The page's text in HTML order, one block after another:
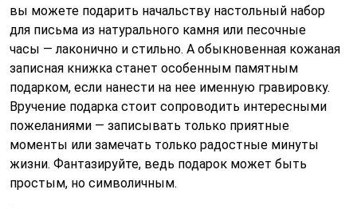
вы можете подарить начальству настольный набор
для письма из натурального камня или песочные
часы — лаконично и стильно. А обыкновенная кожаная
записная книжка станет особенным памятным
подарком, если нанести на нее именную гравировку.
Вручение подарка стоит сопроводить интересными
пожеланиями — записывать только приятные
моменты или замечать только радостные минуты
жизни. Фантазируйте, ведь подарок может быть
простым, но символичным.